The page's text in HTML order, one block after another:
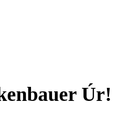
Úr!